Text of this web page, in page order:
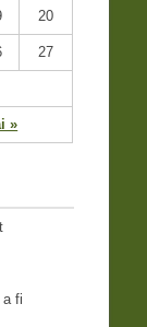
»
20
27
a fi